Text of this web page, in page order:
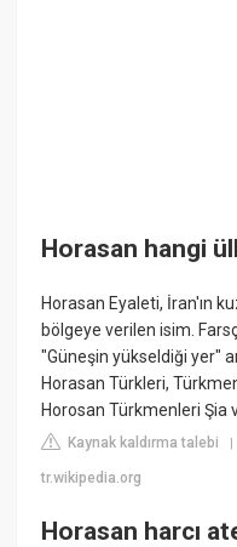
Horasan hangi
Horasan Eyaleti, İran'ın
bölgeye verilen isim.
"Güneşin yükseldiği yer"
Horasan Türkleri,
Horosan Türkmenleri Şia
Kaynak kaldırma talebi
tr.wikipedia.org
Horasan harcı